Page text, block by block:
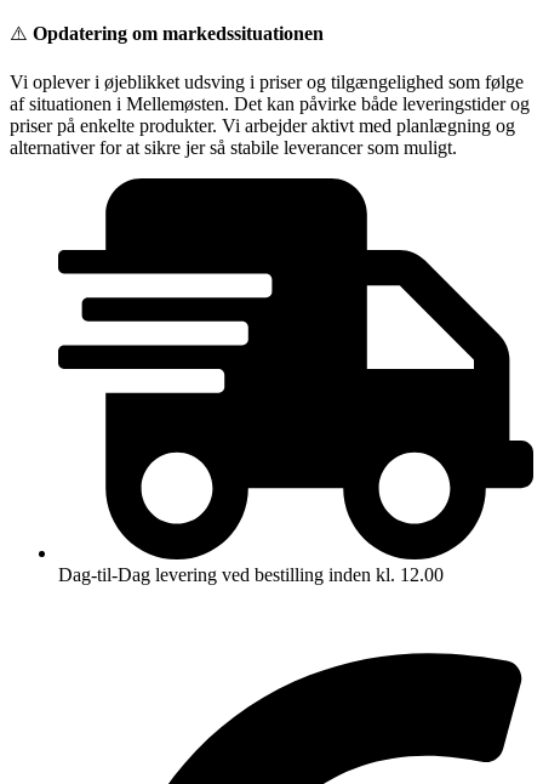
Videre
indhold
⚠️ Opdatering om markedssituationen
Vi oplever i øjeblikket udsving i priser og tilgængelighed som følge
af situationen i Mellemøsten. Det kan påvirke både leveringstider og
priser på enkelte produkter. Vi arbejder aktivt med planlægning og
alternativer for at sikre jer så stabile leverancer som muligt.
Dag-til-Dag levering ved bestilling inden kl. 12.00